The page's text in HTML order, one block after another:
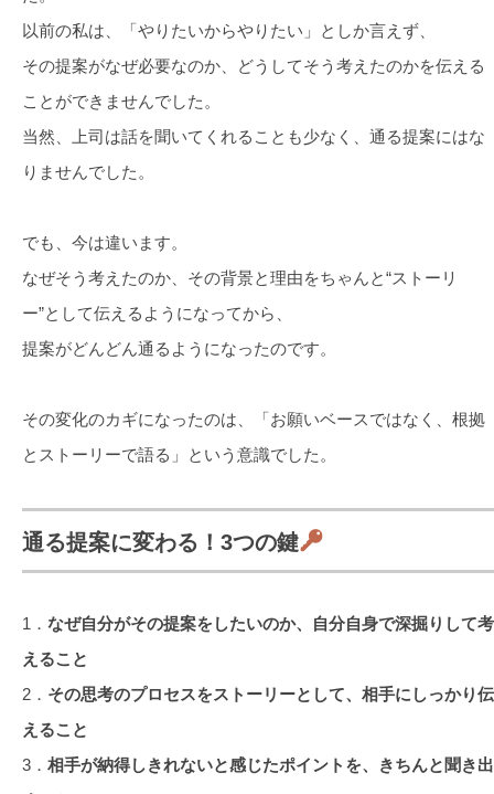
以前の私は、「やりたいからやりたい」としか言えず、
その提案がなぜ必要なのか、どうしてそう考えたのかを伝える
ことができませんでした。
当然、上司は話を聞いてくれることも少なく、通る提案にはな
りませんでした。
でも、今は違います。
なぜそう考えたのか、その背景と理由をちゃんと“ストーリ
ー”として伝えるようになってから、
提案がどんどん通るようになったのです。
その変化のカギになったのは、「お願いベースではなく、根拠
とストーリーで語る」という意識でした。
通る提案に変わる！3つの鍵
1． なぜ自分がその提案をしたいのか、自分自身で深掘りして考
えること
2． その思考のプロセスをストーリーとして、相手にしっかり伝
えること
3． 相手が納得しきれないと感じたポイントを、きちんと聞き出